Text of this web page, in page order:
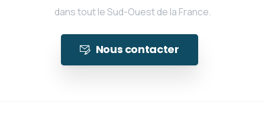
dans tout le Sud-Ouest de la France.
Nous contacter